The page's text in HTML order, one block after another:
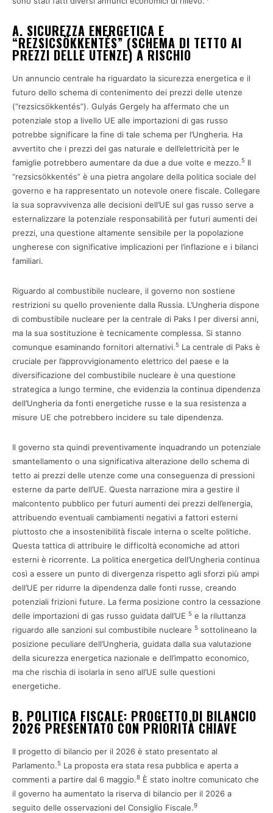
A. SICUREZZA ENERGETICA E
“REZSICSÖKKENTÉS” (SCHEMA DI TETTO AI
PREZZI DELLE UTENZE) A RISCHIO
Un annuncio centrale ha riguardato la sicurezza energetica e il
futuro dello schema di contenimento dei prezzi delle utenze
(“rezsicsökkentés”). Gulyás Gergely ha affermato che un
potenziale stop a livello UE alle importazioni di gas russo
potrebbe significare la fine di tale schema per l’Ungheria. Ha
avvertito che i prezzi del gas naturale e dell’elettricità per le
famiglie potrebbero aumentare da due a due volte e mezzo.5 Il
“rezsicsökkentés” è una pietra angolare della politica sociale del
governo e ha rappresentato un notevole onere fiscale. Collegare
la sua sopravvivenza alle decisioni dell’UE sul gas russo serve a
esternalizzare la potenziale responsabilità per futuri aumenti dei
prezzi, una questione altamente sensibile per la popolazione
ungherese con significative implicazioni per l’inflazione e i bilanci
familiari.
Riguardo al combustibile nucleare, il governo non sostiene
restrizioni su quello proveniente dalla Russia. L’Ungheria dispone
di combustibile nucleare per la centrale di Paks I per diversi anni,
ma la sua sostituzione è tecnicamente complessa. Si stanno
comunque esaminando fornitori alternativi.5 La centrale di Paks è
cruciale per l’approvvigionamento elettrico del paese e la
diversificazione del combustibile nucleare è una questione
strategica a lungo termine, che evidenzia la continua dipendenza
dell’Ungheria da fonti energetiche russe e la sua resistenza a
misure UE che potrebbero incidere su tale dipendenza.
Il governo sta quindi preventivamente inquadrando un potenziale
smantellamento o una significativa alterazione dello schema di
tetto ai prezzi delle utenze come una conseguenza di pressioni
esterne da parte dell’UE. Questa narrazione mira a gestire il
malcontento pubblico per futuri aumenti dei prezzi dell’energia,
attribuendo eventuali cambiamenti negativi a fattori esterni
piuttosto che a insostenibilità fiscale interna o scelte politiche.
Questa tattica di attribuire le difficoltà economiche ad attori
esterni è ricorrente. La politica energetica dell’Ungheria continua
così a essere un punto di divergenza rispetto agli sforzi più ampi
dell’UE per ridurre la dipendenza dalle fonti russe, creando
potenziali frizioni future. La ferma posizione contro la cessazione
delle importazioni di gas russo guidata dall’UE 5 e la riluttanza
riguardo alle sanzioni sul combustibile nucleare 5 sottolineano la
posizione peculiare dell’Ungheria, guidata dalla sua valutazione
della sicurezza energetica nazionale e dell’impatto economico,
ma che rischia di isolarla in seno all’UE sulle questioni
energetiche.
B. POLITICA FISCALE: PROGETTO DI BILANCIO
2026 PRESENTATO CON PRIORITÀ CHIAVE
Il progetto di bilancio per il 2026 è stato presentato al
Parlamento.5 La proposta era stata resa pubblica e aperta a
commenti a partire dal 6 maggio.8 È stato inoltre comunicato che
il governo ha aumentato la riserva di bilancio per il 2026 a
seguito delle osservazioni del Consiglio Fiscale.9